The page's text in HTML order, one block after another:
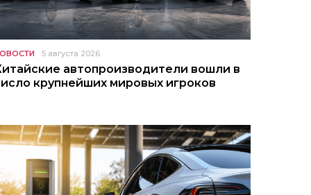
5 августа 2026
автопроизводители вошли в
крупнейших мировых игроков